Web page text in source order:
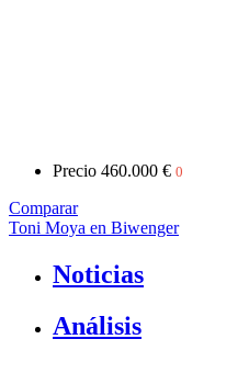
Precio 460.000 € 0
Comparar
Toni Moya en Biwenger
Noticias
Análisis